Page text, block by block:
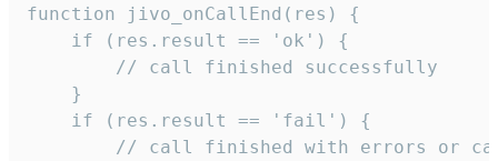
function jivo_onCallEnd(res) {
    if (res.result == 'ok') {
        // call finished successfully
    }
    if (res.result == 'fail') {
// call finished with errors or